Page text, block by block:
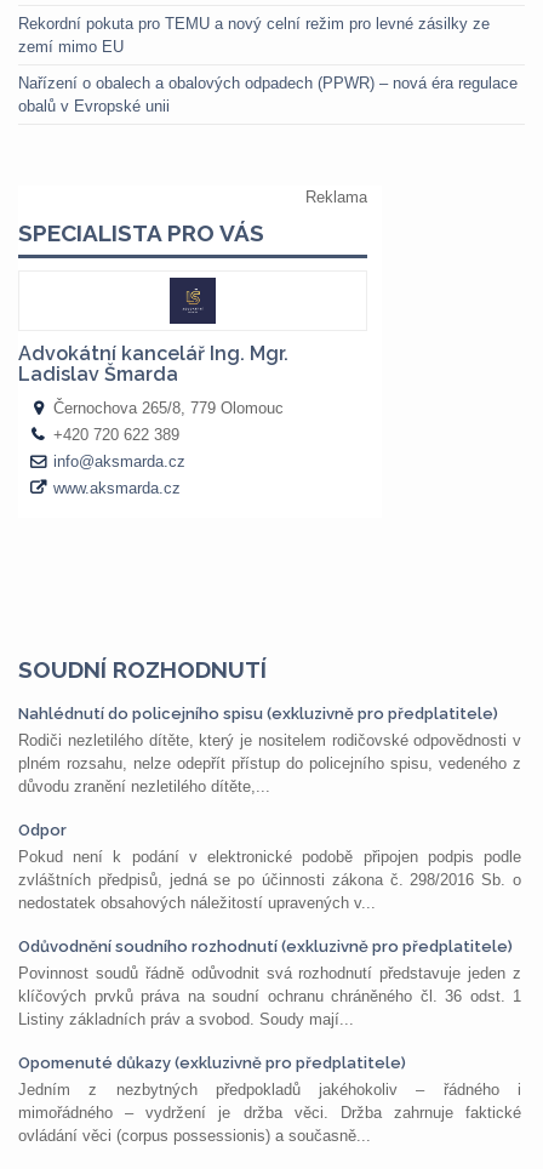
Rekordní pokuta pro TEMU a nový celní režim pro levné zásilky ze
zemí mimo EU
Nařízení o obalech a obalových odpadech (PPWR) – nová éra regulace
obalů v Evropské unii
SOUDNÍ ROZHODNUTÍ
Nahlédnutí do policejního spisu (exkluzivně pro předplatitele)
Rodiči nezletilého dítěte, který je nositelem rodičovské odpovědnosti v
plném rozsahu, nelze odepřít přístup do policejního spisu, vedeného z
důvodu zranění nezletilého dítěte,...
Odpor
Pokud není k podání v elektronické podobě připojen podpis podle
zvláštních předpisů, jedná se po účinnosti zákona č. 298/2016 Sb. o
nedostatek obsahových náležitostí upravených v...
Odůvodnění soudního rozhodnutí (exkluzivně pro předplatitele)
Povinnost soudů řádně odůvodnit svá rozhodnutí představuje jeden z
klíčových prvků práva na soudní ochranu chráněného čl. 36 odst. 1
Listiny základních práv a svobod. Soudy mají...
Opomenuté důkazy (exkluzivně pro předplatitele)
Jedním z nezbytných předpokladů jakéhokoliv – řádného i
mimořádného – vydržení je držba věci. Držba zahrnuje faktické
ovládání věci (corpus possessionis) a současně...